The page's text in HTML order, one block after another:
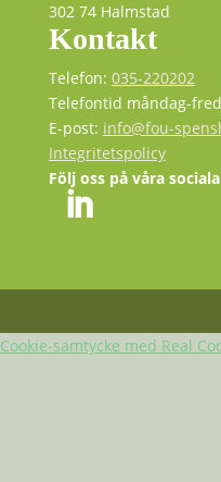
302 74 Halmstad
Kontakt
Telefon: 035-220202
Telefontid måndag-
E-post: info@fou-
Integritetspolicy
Följ oss på våra
Cookie-samtycke med Real